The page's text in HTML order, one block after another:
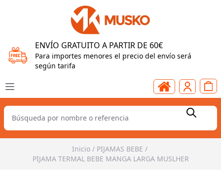
ENVÍO GRATUITO A PARTIR DE 60€
Para importes menores el precio del envío será
según tarifa
Inicio / PIJAMAS BEBE /
PIJAMA TERMAL BEBE MANGA LARGA MUSLHER